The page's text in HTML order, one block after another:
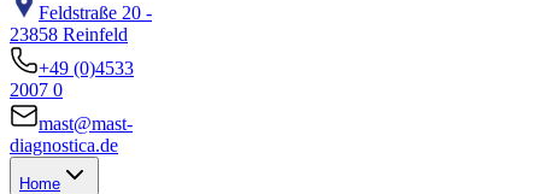
Feldstraße 20 -
23858 Reinfeld
+49 (0)4533
2007 0
mast@mast-
diagnostica.de
Home